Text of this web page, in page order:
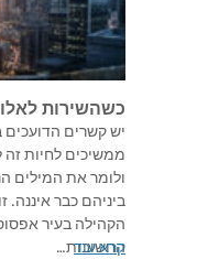
כשהשירות
יש קשרים
ממשיכים לחיות
ולומר את המילים
ביניהם כבר איננה.
הקהילה בעיר
החשובות…
קרא עוד